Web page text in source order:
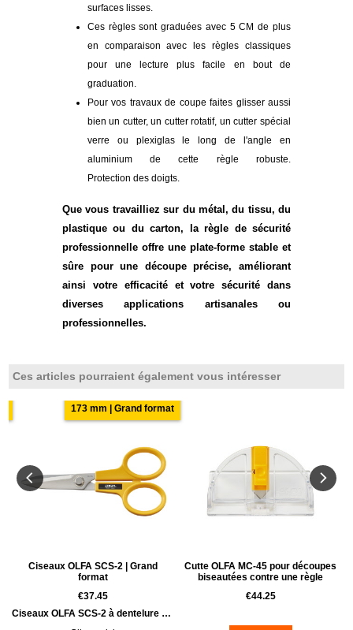
surfaces lisses.
Ces règles sont graduées avec 5 CM de plus
en comparaison avec les règles classiques
pour une lecture plus facile en bout de
graduation.
Pour vos travaux de coupe faites glisser aussi
bien un cutter, un cutter rotatif, un cutter spécial
verre ou plexiglas le long de l'angle en
aluminium de cette règle robuste.
Protection des doigts.
Que vous travailliez sur du métal, du tissu, du
plastique ou du carton, la règle de sécurité
professionnelle offre une plate-forme stable et
sûre pour une découpe précise, améliorant
ainsi votre efficacité et votre sécurité dans
diverses applications artisanales ou
professionnelles.
Ces articles pourraient également vous intéresser
173 mm | Grand format
Ciseaux OLFA SCS-2 | Grand
format
€37.45
Ciseaux OLFA SCS-2 à dentelure fine
Cutte OLFA MC-45 pour découpes
biseautées contre une règle
€44.25